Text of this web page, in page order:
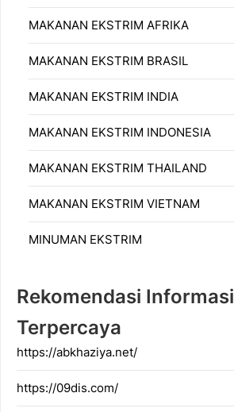
MAKANAN EKSTRIM AFRIKA
MAKANAN EKSTRIM BRASIL
MAKANAN EKSTRIM INDIA
MAKANAN EKSTRIM INDONESIA
MAKANAN EKSTRIM THAILAND
MAKANAN EKSTRIM VIETNAM
MINUMAN EKSTRIM
Rekomendasi Informasi
Terpercaya
https://abkhaziya.net/
https://09dis.com/